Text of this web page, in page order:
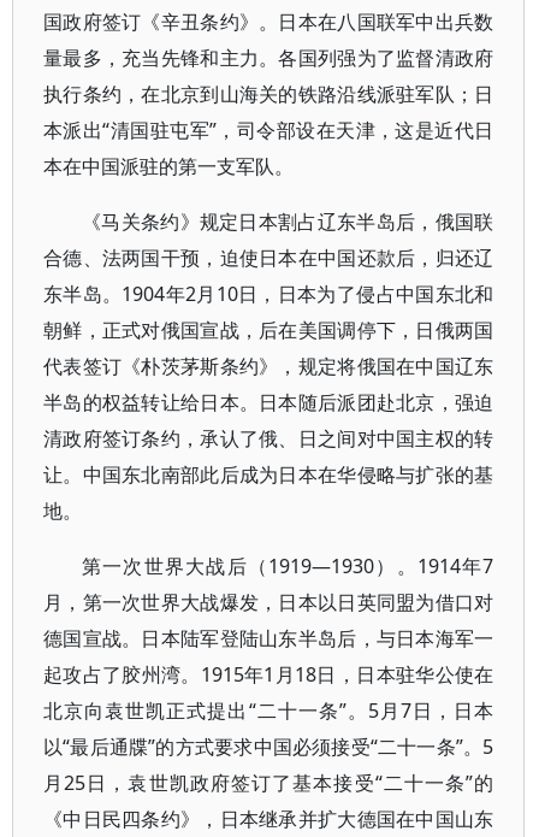
国政府签订《辛丑条约》。日本在八国联军中出兵数
量最多，充当先锋和主力。各国列强为了监督清政府
执行条约，在北京到山海关的铁路沿线派驻军队；日
本派出“清国驻屯军”，司令部设在天津，这是近代日
本在中国派驻的第一支军队。
《马关条约》规定日本割占辽东半岛后，俄国联
合德、法两国干预，迫使日本在中国还款后，归还辽
东半岛。1904年2月10日，日本为了侵占中国东北和
朝鲜，正式对俄国宣战，后在美国调停下，日俄两国
代表签订《朴茨茅斯条约》，规定将俄国在中国辽东
半岛的权益转让给日本。日本随后派团赴北京，强迫
清政府签订条约，承认了俄、日之间对中国主权的转
让。中国东北南部此后成为日本在华侵略与扩张的基
地。
第一次世界大战后（1919—1930）。1914年7
月，第一次世界大战爆发，日本以日英同盟为借口对
德国宣战。日本陆军登陆山东半岛后，与日本海军一
起攻占了胶州湾。1915年1月18日，日本驻华公使在
北京向袁世凯正式提出“二十一条”。5月7日，日本
以“最后通牒”的方式要求中国必须接受“二十一条”。5
月25日，袁世凯政府签订了基本接受“二十一条”的
《中日民四条约》，日本继承并扩大德国在中国山东